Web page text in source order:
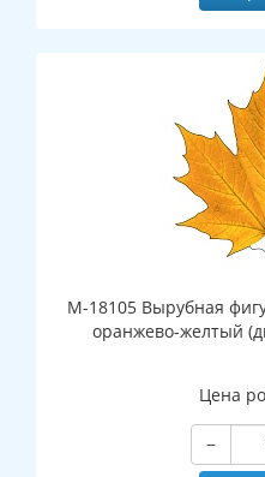
М-18105 Вырубная
оранжево-желтый
Цена
−